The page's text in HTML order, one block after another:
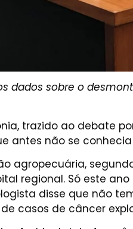
dados sobre o
trazido ao debate
antes não se
agropecuária,
regional. Só este
disse que não
casos de câncer